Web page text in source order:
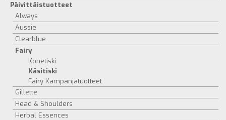
Päivittäistuotteet
Always
Aussie
Clearblue
Fairy
Konetiski
Käsitiski
Fairy Kampanjatuotteet
Gillette
Head & Shoulders
Herbal Essences